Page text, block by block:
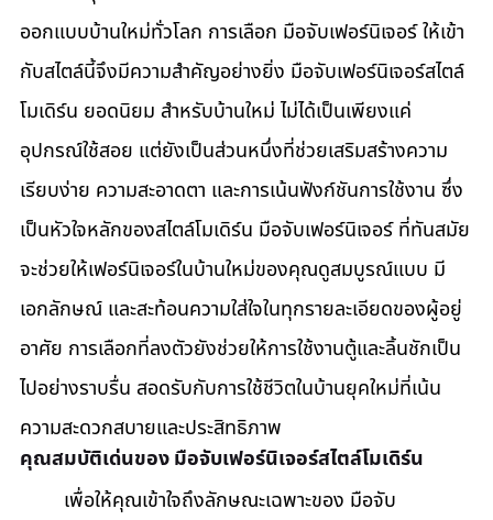
ออกแบบบ้านใหม่ทั่วโลก การเลือก มือจับเฟอร์นิเจอร์ ให้เข้า
กับสไตล์นี้จึงมีความสำคัญอย่างยิ่ง มือจับเฟอร์นิเจอร์สไตล์
โมเดิร์น ยอดนิยม สำหรับบ้านใหม่ ไม่ได้เป็นเพียงแค่
อุปกรณ์ใช้สอย แต่ยังเป็นส่วนหนึ่งที่ช่วยเสริมสร้างความ
เรียบง่าย ความสะอาดตา และการเน้นฟังก์ชันการใช้งาน ซึ่ง
เป็นหัวใจหลักของสไตล์โมเดิร์น มือจับเฟอร์นิเจอร์ ที่ทันสมัย
จะช่วยให้เฟอร์นิเจอร์ในบ้านใหม่ของคุณดูสมบูรณ์แบบ มี
เอกลักษณ์ และสะท้อนความใส่ใจในทุกรายละเอียดของผู้อยู่
อาศัย การเลือกที่ลงตัวยังช่วยให้การใช้งานตู้และลิ้นชักเป็น
ไปอย่างราบรื่น สอดรับกับการใช้ชีวิตในบ้านยุคใหม่ที่เน้น
ความสะดวกสบายและประสิทธิภาพ
คุณสมบัติเด่นของ มือจับเฟอร์นิเจอร์สไตล์โมเดิร์น